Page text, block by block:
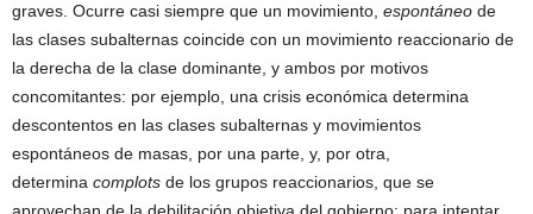
graves. Ocurre casi siempre que un movimiento, espontáneo de
las clases subalternas coincide con un movimiento reaccionario de
la derecha de la clase dominante, y ambos por motivos
concomitantes: por ejemplo, una crisis económica determina
descontentos en las clases subalternas y movimientos
espontáneos de masas, por una parte, y, por otra,
determina complots de los grupos reaccionarios, que se